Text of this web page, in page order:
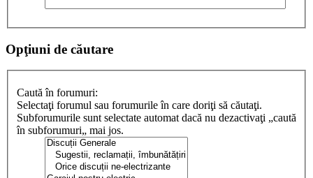
Opţiuni de căutare
Caută în forumuri:
Selectaţi forumul sau forumurile în care doriţi să căutaţi.
Subforumurile sunt selectate automat dacă nu dezactivaţi „caută
în subforumuri„ mai jos.